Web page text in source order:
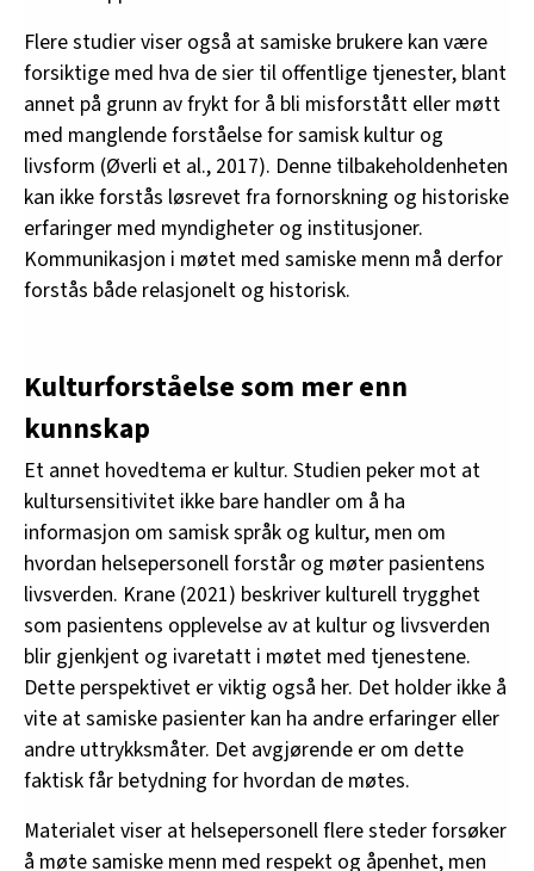
Flere studier viser også at samiske brukere kan være
forsiktige med hva de sier til offentlige tjenester, blant
annet på grunn av frykt for å bli misforstått eller møtt
med manglende forståelse for samisk kultur og
livsform (Øverli et al., 2017). Denne tilbakeholdenheten
kan ikke forstås løsrevet fra fornorskning og historiske
erfaringer med myndigheter og institusjoner.
Kommunikasjon i møtet med samiske menn må derfor
forstås både relasjonelt og historisk.
Kulturforståelse som mer enn
kunnskap
Et annet hovedtema er kultur. Studien peker mot at
kultursensitivitet ikke bare handler om å ha
informasjon om samisk språk og kultur, men om
hvordan helsepersonell forstår og møter pasientens
livsverden. Krane (2021) beskriver kulturell trygghet
som pasientens opplevelse av at kultur og livsverden
blir gjenkjent og ivaretatt i møtet med tjenestene.
Dette perspektivet er viktig også her. Det holder ikke å
vite at samiske pasienter kan ha andre erfaringer eller
andre uttrykksmåter. Det avgjørende er om dette
faktisk får betydning for hvordan de møtes.
Materialet viser at helsepersonell flere steder forsøker
å møte samiske menn med respekt og åpenhet, men